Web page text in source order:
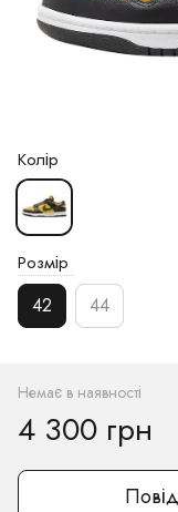
Колір
Розмір
42 44
Немає в наявності
4 300 грн